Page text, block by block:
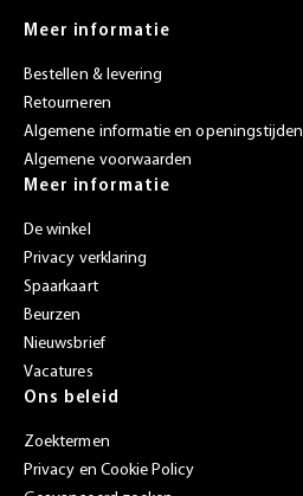
Meer informatie
Bestellen & levering
Retourneren
Algemene informatie en openingstijden
Algemene voorwaarden
Meer informatie
De winkel
Privacy verklaring
Spaarkaart
Beurzen
Nieuwsbrief
Vacatures
Ons beleid
Zoektermen
Privacy en Cookie Policy